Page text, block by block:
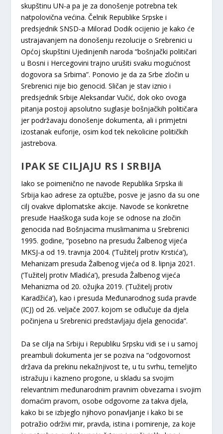
skupštinu UN-a pa je za donošenje potrebna tek
natpolovična većina. Čelnik Republike Srpske i
predsjednik SNSD-a Milorad Dodik ocijenio je kako će
ustrajavanjem na donošenju rezolucije o Srebrenici u
Općoj skupštini Ujedinjenih naroda “bošnjački političari
u Bosni i Hercegovini trajno urušiti svaku mogućnost
dogovora sa Srbima”. Ponovio je da za Srbe zločin u
Srebrenici nije bio genocid. Sličan je stav iznio i
predsjednik Srbije Aleksandar Vučić, dok oko ovoga
pitanja postoji apsolutno suglasje bošnjačkih političara
jer podržavaju donošenje dokumenta, ali i primjetni
izostanak euforije, osim kod tek nekolicine političkih
jastrebova.
IPAK SE CILJAJU RS I SRBIJA
Iako se poimenično ne navode Republika Srpska ili
Srbija kao adrese za optužbe, posve je jasno da su one
cilj ovakve diplomatske akcije. Navode se konkretne
presude Haaškoga suda koje se odnose na zločin
genocida nad Bošnjacima muslimanima u Srebrenici
1995. godine, “posebno na presudu Žalbenog vijeća
MKSJ-a od 19. travnja 2004. (‘Tužitelj protiv Krstića’),
Mehanizam presuda Žalbenog vijeća od 8. lipnja 2021.
(‘Tužitelj protiv Mladića’), presuda Žalbenog vijeća
Mehanizma od 20. ožujka 2019. (‘Tužitelj protiv
Karadžića’), kao i presuda Međunarodnog suda pravde
(ICJ) od 26. veljače 2007. kojom se odlučuje da djela
počinjena u Srebrenici predstavljaju djela genocida”.
Da se cilja na Srbiju i Republiku Srpsku vidi se i u samoj
preambuli dokumenta jer se poziva na “odgovornost
država da prekinu nekažnjivost te, u tu svrhu, temeljito
istražuju i kazneno progone, u skladu sa svojim
relevantnim međunarodnim pravnim obvezama i svojim
domaćim pravom, osobe odgovorne za takva djela,
kako bi se izbjeglo njihovo ponavljanje i kako bi se
potražio održivi mir, pravda, istina i pomirenje, za koje